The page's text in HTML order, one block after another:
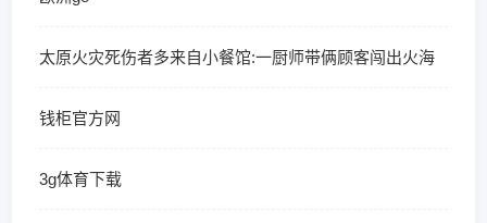
太原火灾死伤者多来自小餐馆:一厨师带俩顾客闯出火海
钱柜官方网
3g体育下载